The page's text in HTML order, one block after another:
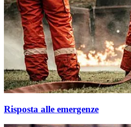
Risposta alle emergenze